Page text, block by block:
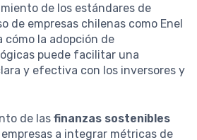
de los estándares de
de empresas chilenas como Enel
cómo la adopción de
puede facilitar una
y efectiva con los inversores y
de las finanzas sostenibles
a integrar métricas de